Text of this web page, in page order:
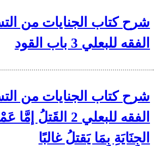
شرح كتاب الجنايات من
الفقه للبعلي 3 باب القود
شرح كتاب الجنايات من
الفقه للبعلي 2
الجِنَايَةِ بِمَا يَقتلُ غالبًا